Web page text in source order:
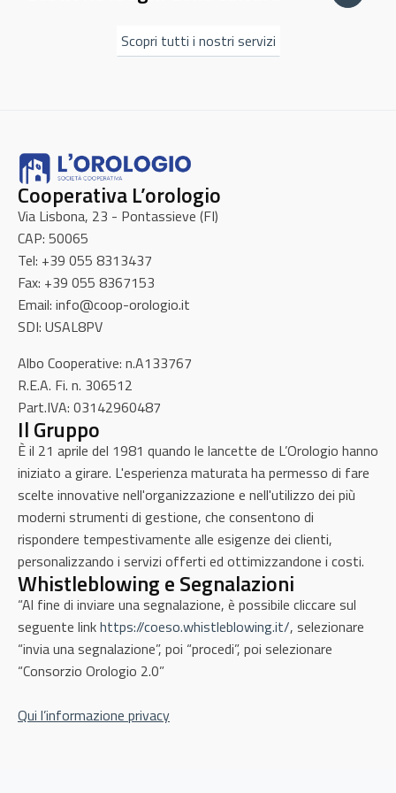
disinfestazione pensati per garantire la...
Scopri di più
Lavanderia a gettoni e Pet Wash & Dry
Orologio gestisce moderne lavanderie a gettoni e offre un
innovativo servizio di Pet Wash Dry...
Scopri di più
Raccolta e smaltimento rifiuti
Scopri di più
Gestione luoghi della cultura
Scopri di più
Scopri tutti i nostri servizi
Cooperativa L’orologio
Via Lisbona, 23 - Pontassieve (FI)
CAP: 50065
Tel: +39 055 8313437
Fax: +39 055 8367153
Email: info@coop-orologio.it
SDI: USAL8PV
Albo Cooperative: n.A133767
R.E.A. Fi. n. 306512
Part.IVA: 03142960487
Il Gruppo
È il 21 aprile del 1981 quando le lancette de L’Orologio hanno
iniziato a girare. L'esperienza maturata ha permesso di fare
scelte innovative nell'organizzazione e nell'utilizzo dei più
moderni strumenti di gestione, che consentono di
rispondere tempestivamente alle esigenze dei clienti,
personalizzando i servizi offerti ed ottimizzandone i costi.
Whistleblowing e Segnalazioni
“Al fine di inviare una segnalazione, è possibile cliccare sul
seguente linkhttps://coeso.whistleblowing.it/, selezionare
“invia una segnalazione”, poi “procedi”, poi selezionare
“Consorzio Orologio 2.0”
Qui l’informazione privacy